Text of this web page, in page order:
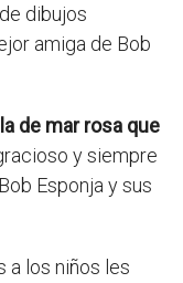
dibujos
amiga de Bob
de mar rosa que
y siempre
Esponja y sus
a los niños les